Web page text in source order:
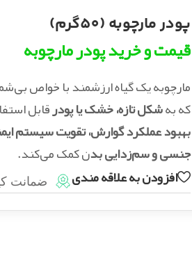
پودر مارچوبه (50گرم)
قیمت و خرید پودر مارچوبه
مارچوبه یک گیاه ارزشمند با خواص
که بهشکل تازه، خشک یا پودرقابل
بهبود عملکرد گوارش، تقویت سیستم
جنسی و سم‌زدایی بدن کمک می‌کند.
افزودن به علاقه مندی
ضمانت